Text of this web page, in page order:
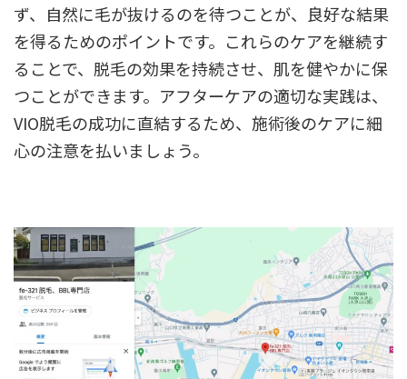
ず、自然に毛が抜けるのを待つことが、良好な結果
を得るためのポイントです。これらのケアを継続す
ることで、脱毛の効果を持続させ、肌を健やかに保
つことができます。アフターケアの適切な実践は、
VIO脱毛の成功に直結するため、施術後のケアに細
心の注意を払いましょう。